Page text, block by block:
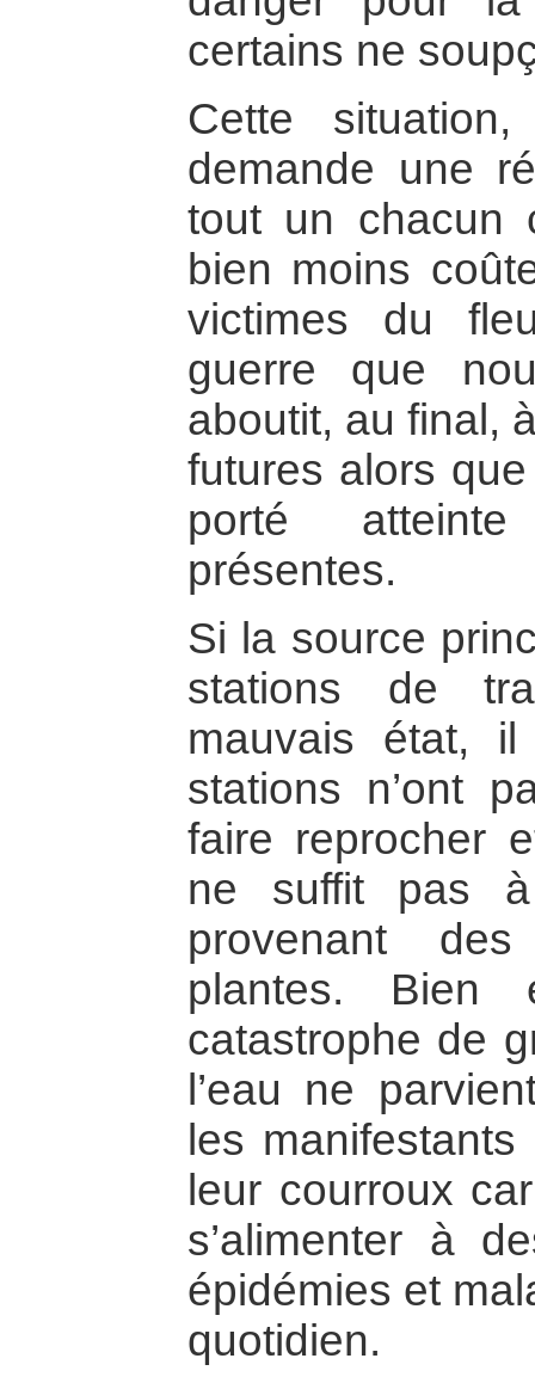
certains ne
Cette
demande une
tout un chacun
bien moins
victimes du
guerre que
aboutit, au final,
futures alors
porté
présentes.
Si la source
stations de
mauvais état,
stations n’ont
faire reprocher
ne suffit pas
provenant
plantes. Bien
catastrophe de
l’eau ne
les
leur courroux
s’alimenter à
épidémies et
quotidien.